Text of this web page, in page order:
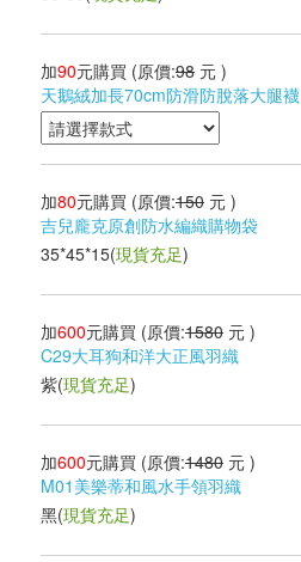
加90元購買 (原價:98 元 )
天鵝絨加長70cm防滑防脫落大腿襪
加80元購買 (原價:150 元 )
吉兒龐克原創防水編織購物袋
35*45*15(現貨充足)
加600元購買 (原價:1580 元 )
C29大耳狗和洋大正風羽織
紫(現貨充足)
加600元購買 (原價:1480 元 )
M01美樂蒂和風水手領羽織
黑(現貨充足)